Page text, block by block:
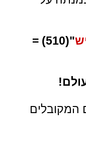
"(510) =
המקובלים